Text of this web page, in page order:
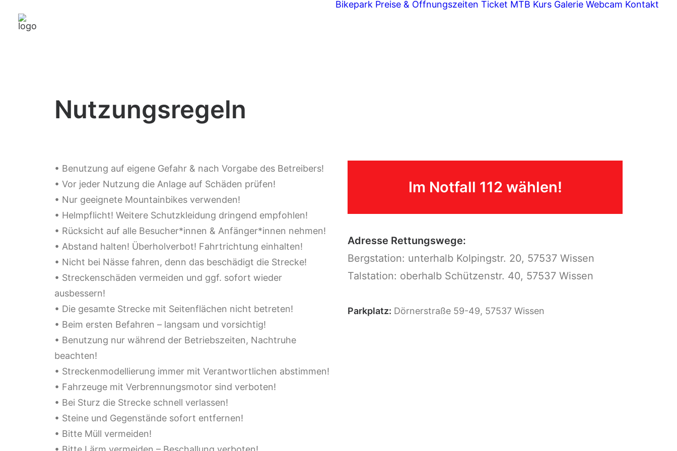
Bikepark Preise & Öffnungszeiten Ticket MTB Kurs Galerie Webcam Kontakt
Nutzungsregeln
• Benutzung auf eigene Gefahr & nach Vorgabe des Betreibers!
• Vor jeder Nutzung die Anlage auf Schäden prüfen!
• Nur geeignete Mountainbikes verwenden!
• Helmpflicht! Weitere Schutzkleidung dringend empfohlen!
• Rücksicht auf alle Besucher*innen & Anfänger*innen nehmen!
• Abstand halten! Überholverbot! Fahrtrichtung einhalten!
• Nicht bei Nässe fahren, denn das beschädigt die Strecke!
• Streckenschäden vermeiden und ggf. sofort wieder
ausbessern!
• Die gesamte Strecke mit Seitenflächen nicht betreten!
• Beim ersten Befahren – langsam und vorsichtig!
• Benutzung nur während der Betriebszeiten, Nachtruhe
beachten!
• Streckenmodellierung immer mit Verantwortlichen abstimmen!
• Fahrzeuge mit Verbrennungsmotor sind verboten!
• Bei Sturz die Strecke schnell verlassen!
• Steine und Gegenstände sofort entfernen!
• Bitte Müll vermeiden!
Im Notfall 112 wählen!
Adresse Rettungswege:
Bergstation: unterhalb Kolpingstr. 20, 57537 Wissen
Talstation: oberhalb Schützenstr. 40, 57537 Wissen
Parkplatz: Dörnerstraße 59-49, 57537 Wissen